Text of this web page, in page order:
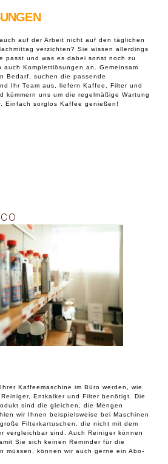
auf der Arbeit nicht auf den täglichen
verzichten? Sie wissen allerdings
passt und was es dabei sonst noch zu
Komplettlösungen an. Gemeinsam
Bedarf, suchen die passende
Ihr Team aus, liefern Kaffee, Filter und
kümmern uns um die regelmäßige Wartung
Einfach sorglos Kaffee genießen!
Kaffeemaschine im Büro werden, wie
Entkalker und Filter benötigt. Die
sind die gleichen, die Mengen
wir Ihnen beispielsweise bei Maschinen
Filterkartuschen, die nicht mit dem
vergleichbar sind. Auch Reiniger können
Sie sich keinen Reminder für die
müssen, können wir auch gerne ein Abo-